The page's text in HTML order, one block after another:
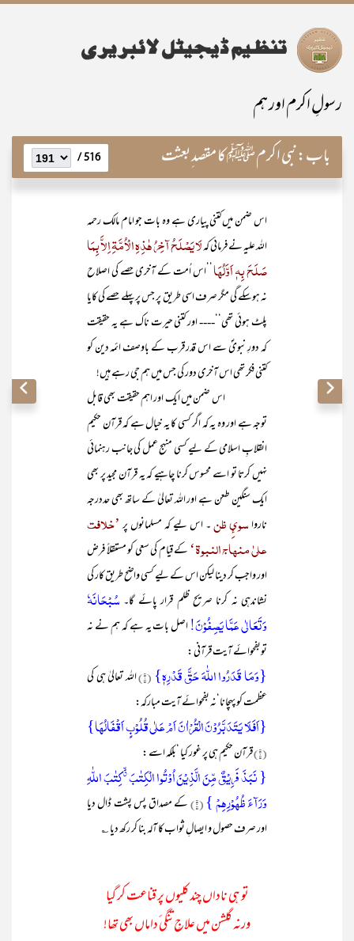
رسولِ اکرم اور ہم
باب:نبی اکرم ﷺ کا مقصد ِبعثت 516 /
اس ضمن میں کتنی پیاری ہے وہ بات جو امام مالک رحمہ
اللہ علیہ نے فرمائی کہلَا یَصْلَحُ آخِرُ ھٰذِہِ الْاُمَّۃِ اِلاَّ بِمَا
صَلَحَ بِہٖ اَوَّلُھَا ’’اس اُمت کے آخری حصے کی اصلاح
نہ ہوسکے گی مگر صرف اسی طریق پر جس پر پہلے حصے کی کایا
پلٹ ہوئی تھی‘‘---- اور کتنی حیرت ناک ہے یہ حقیقت
کہ دورِ نبویؐ سے اس قدر قرب کے باوصف ائمہ دین کو
کتنی فکر تھی اس آخری دور کی جس میں ہم جی رہے ہیں!
اس ضمن میں ایک اور اہم حقیقت بھی قابل
توجہ ہے اور وہ یہ کہ اگر کسی کا یہ خیال ہے کہ قرآن حکیم
انقلابِ اسلامی کے لیے کسی منہج عمل کی جانب رہنمائی
نہیں کرتا تو اسے محسوس کرنا چاہیے کہ یہ قرآن مجید پر بھی
ایک سنگین طعن ہے اور اللہ تعالیٰ کے ساتھ بھی حددرجہ
نارواسوئِ ظن۔ اس لیے کہ مسلمانوں پر’خلافت
علیٰ منہاج النبوۃ‘کے قیام کی سعی کو مستقلاً فرض
اور واجب کر دینا لیکن اس کے لیے کسی واضح طریق کار کی
نشاندہی نہ کرنا صریح ظلم قرار پائے گا۔ سُبْحَانَہٗ
وَتَعَالٰی عَمَّا یَصِفُوْنَ!اصل بات یہ ہے کہ ہم نے نہ
توبفحوائے آیت قرآنی :
{وَمَا قَدَرُوا اللّٰہَ حَقَّ قَدْرِہٖ}(۱) اللہ تعالیٰ ہی کی
عظمت کو پہچانا‘نہ بفحوائے آیت مبارکہ:
{اَفَلَا یَتَدَبَّرُوۡنَ الۡقُرۡاٰنَ اَمۡ عَلٰی قُلُوۡبٍ اَقۡفَالُہَا}
(۲) قرآن حکیم ہی پر غور کیا ‘بلکہ اسے :
{ نَبَذَ فَرِیۡقٌ مِّنَ الَّذِیۡنَ اُوۡتُوا الۡکِتٰبَ ٭ۙ کِتٰبَ اللّٰہِ
وَرَآءَ ظُہُوۡرِہِمۡ }(۳) کے مصداق پس پشت ڈال دیا
اور صرف حصول و ایصالِ ثواب کا آلہ بنا کر رکھ دیا ؎
تو ہی ناداں چند کلیوں پر قناعت کر گیا
ورنہ گلشن میں علاجِ تنگی ٔداماں بھی تھا!